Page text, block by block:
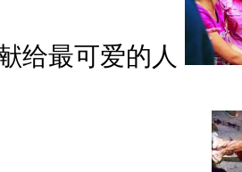
给最可爱的人